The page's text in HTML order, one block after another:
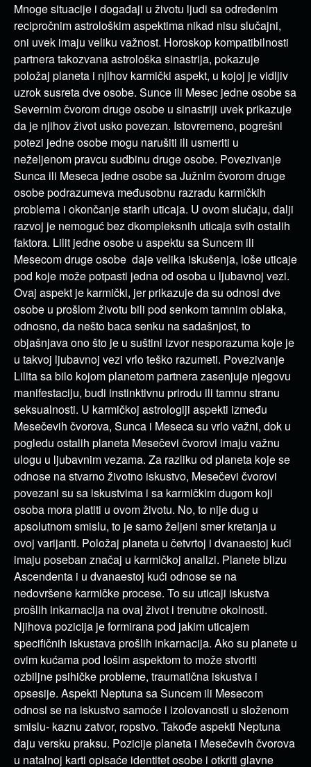
Mnoge situacije i događaji u životu ljudi sa određenim
recipročnim astrološkim aspektima nikad nisu slučajni,
oni uvek imaju veliku važnost. Horoskop kompatibilnosti
partnera takozvana astrološka sinastrija, pokazuje
položaj planeta i njihov karmički aspekt, u kojoj je vidljiv
uzrok susreta dve osobe. Sunce ili Mesec jedne osobe sa
Severnim čvorom druge osobe u sinastriji uvek prikazuje
da je njihov život usko povezan. Istovremeno, pogrešni
potezi jedne osobe mogu narušiti ili usmeriti u
neželjenom pravcu sudbinu druge osobe. Povezivanje
Sunca ili Meseca jedne osobe sa Južnim čvorom druge
osobe podrazumeva međusobnu razradu karmičkih
problema i okončanje starih uticaja. U ovom slučaju, dalji
razvoj je nemoguć bez dkompleksnih uticaja svih ostalih
faktora. Lilit jedne osobe u aspektu sa Suncem ili
Mesecom druge osobe daje velika iskušenja, loše uticaje
pod koje može potpasti jedna od osoba u ljubavnoj vezi.
Ovaj aspekt je karmički, jer prikazuje da su odnosi dve
osobe u prošlom životu bili pod senkom tamnim oblaka,
odnosno, da nešto baca senku na sadašnjost, to
objašnjava ono što je u suštini izvor nesporazuma koje je
u takvoj ljubavnoj vezi vrlo teško razumeti. Povezivanje
Lilita sa bilo kojom planetom partnera zasenjuje njegovu
manifestaciju, budi instinktivnu prirodu ili tamnu stranu
seksualnosti. U karmičkoj astrologiji aspekti između
Mesečevih čvorova, Sunca i Meseca su vrlo važni, dok u
pogledu ostalih planeta Mesečevi čvorovi imaju važnu
ulogu u ljubavnim vezama. Za razliku od planeta koje se
odnose na stvarno životno iskustvo, Mesečevi čvorovi
povezani su sa iskustvima i sa karmičkim dugom koji
osoba mora platiti u ovom životu. No, to nije dug u
apsolutnom smislu, to je samo željeni smer kretanja u
ovoj varijanti. Položaj planeta u četvrtoj i dvanaestoj kući
imaju poseban značaj u karmičkoj analizi. Planete blizu
Ascendenta i u dvanaestoj kući odnose se na
nedovršene karmičke procese. To su uticaji iskustva
prošlih inkarnacija na ovaj život i trenutne okolnosti.
Njihova pozicija je formirana pod jakim uticajem
specifičnih iskustava prošlih inkarnacija. Ako su planete u
ovim kućama pod lošim aspektom to može stvoriti
ozbiljne psihičke probleme, traumatična iskustva i
opsesije. Aspekti Neptuna sa Suncem ili Mesecom
odnosi se na iskustvo samoće i izolovanosti u složenom
smislu- kaznu zatvor, ropstvo. Takođe aspekti Neptuna
daju versku praksu. Pozicije planeta i Mesečevih čvorova
u natalnoj karti opisaće identitet osobe i otkriti glavne